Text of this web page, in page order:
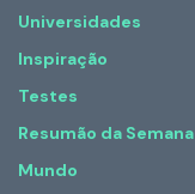
Universidades
Inspiração
Testes
Resumão da Semana
Mundo